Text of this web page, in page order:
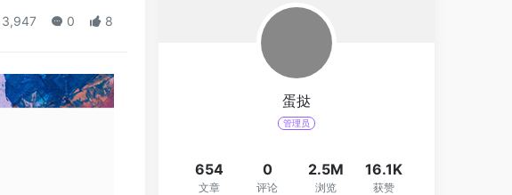
3,947 0 8
蛋挞
管理员
654
文章
0
评论
2.5M
浏览
16.1K
获赞